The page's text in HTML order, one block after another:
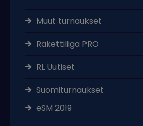
Muut turnaukset
Rakettiliiga PRO
RL Uutiset
Suomiturnaukset
eSM 2019